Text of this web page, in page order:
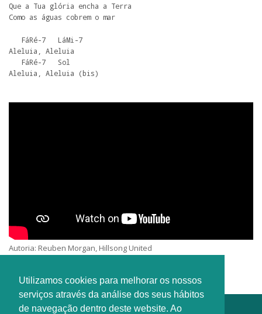
Utilizamos cookies para melhorar os nossos
serviços através da análise dos seus hábitos
de navegação dentro deste website. Ao
Que a Tua glória encha a Terra
Como as águas cobrem o mar
Aleluia, Aleluia
Aleluia, Aleluia (bis)
Autoria: Reuben Morgan, Hillsong United